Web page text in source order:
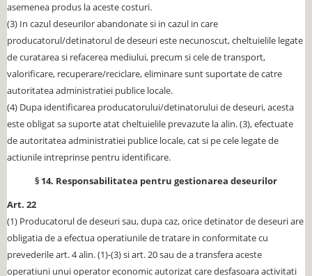
asemenea produs la aceste costuri.
(3) In cazul deseurilor abandonate si in cazul in care
producatorul/detinatorul de deseuri este necunoscut, cheltuielile legate
de curatarea si refacerea mediului, precum si cele de transport,
valorificare, recuperare/reciclare, eliminare sunt suportate de catre
autoritatea administratiei publice locale.
(4) Dupa identificarea producatorului/detinatorului de deseuri, acesta
este obligat sa suporte atat cheltuielile prevazute la alin. (3), efectuate
de autoritatea administratiei publice locale, cat si pe cele legate de
actiunile intreprinse pentru identificare.
§ 14. Responsabilitatea pentru gestionarea deseurilor
Art. 22
(1) Producatorul de deseuri sau, dupa caz, orice detinator de deseuri are
obligatia de a efectua operatiunile de tratare in conformitate cu
prevederile art. 4 alin. (1)-(3) si art. 20 sau de a transfera aceste
operatiuni unui operator economic autorizat care desfasoara activitati